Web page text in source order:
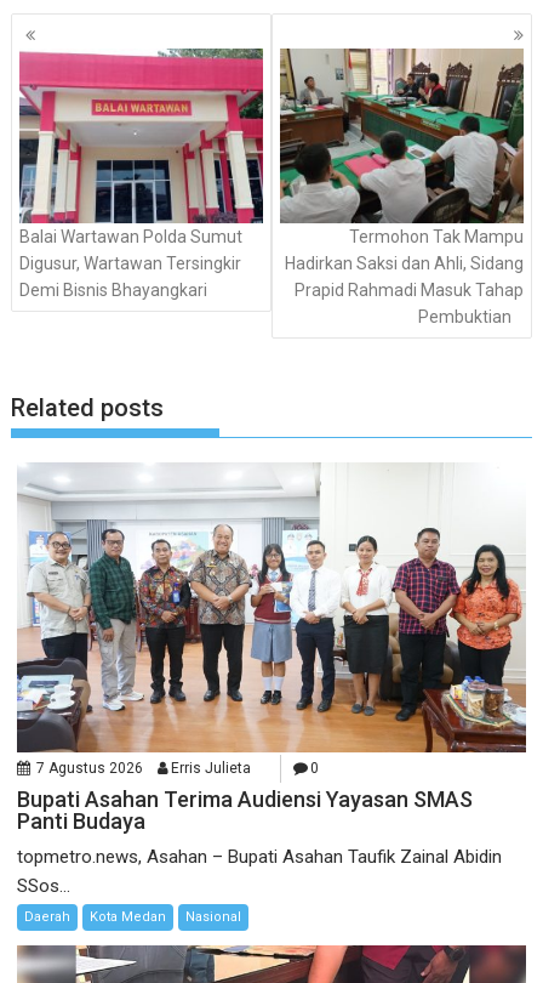
Navigasi
pos
Balai Wartawan Polda Sumut
Digusur, Wartawan Tersingkir
Demi Bisnis Bhayangkari
Termohon Tak Mampu
Hadirkan Saksi dan Ahli, Sidang
Prapid Rahmadi Masuk Tahap
Pembuktian
Related posts
7 Agustus 2026 Erris Julieta 0
Bupati Asahan Terima Audiensi Yayasan SMAS
Panti Budaya
topmetro.news, Asahan – Bupati Asahan Taufik Zainal Abidin
SSos...
Daerah Kota Medan Nasional